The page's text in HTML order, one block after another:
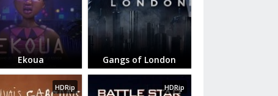
Ekoua Gangs of London
HDRip HDRip